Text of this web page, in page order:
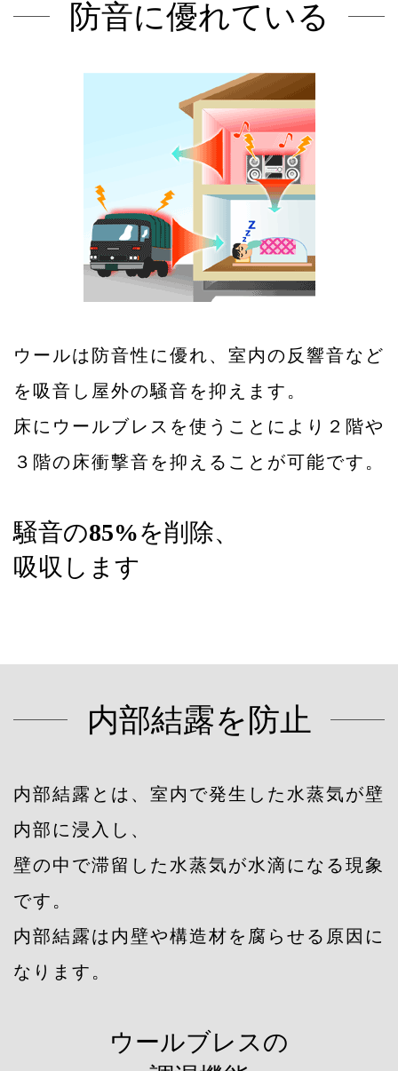
防音に優れている
ウールは防音性に優れ、室内の反響音など
を吸音し屋外の騒音を抑えます。
床にウールブレスを使うことにより２階や
３階の床衝撃音を抑えることが可能です。
騒音の85%を削除、
吸収します
内部結露を防止
内部結露とは、室内で発生した水蒸気が壁
内部に浸入し、
壁の中で滞留した水蒸気が水滴になる現象
です。
内部結露は内壁や構造材を腐らせる原因に
なります。
ウールブレスの